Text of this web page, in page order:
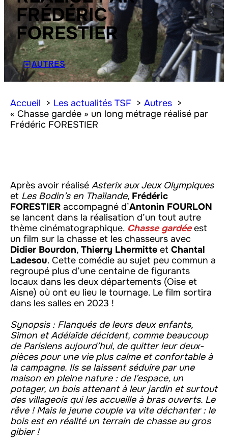
FRÉDÉRIC
FORESTIER
AUTRES
Accueil Les actualités TSF
Autres
« Chasse gardée » un long métrage réalisé par
Frédéric FORESTIER
Après avoir réalisé Asterix aux Jeux Olympiques
et Les Bodin’s en Thaïlande, Frédéric
FORESTIER accompagné d’Antonin FOURLON
se lancent dans la réalisation d’un tout autre
thème cinématographique. Chasse gardéeest
un film sur la chasse et les chasseurs avec
Didier Bourdon, Thierry Lhermitte et Chantal
Ladesou. Cette comédie au sujet peu commun a
regroupé plus d’une centaine de figurants
locaux dans les deux départements (Oise et
Aisne) où ont eu lieu le tournage. Le film sortira
dans les salles en 2023 !
Synopsis : Flanqués de leurs deux enfants,
Simon et Adélaïde décident, comme beaucoup
de Parisiens aujourd’hui, de quitter leur deux-
pièces pour une vie plus calme et confortable à
la campagne. Ils se laissent séduire par une
maison en pleine nature : de l’espace, un
potager, un bois attenant à leur jardin et surtout
des villageois qui les accueille à bras ouverts. Le
rêve ! Mais le jeune couple va vite déchanter : le
bois est en réalité un terrain de chasse au gros
gibier !